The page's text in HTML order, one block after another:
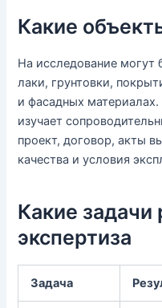
Какие
На исследование могут
лаки, грунтовки,
и фасадных
изучает
проект, договор, акты
качества и условия
Какие задачи
экспертиза
Задача